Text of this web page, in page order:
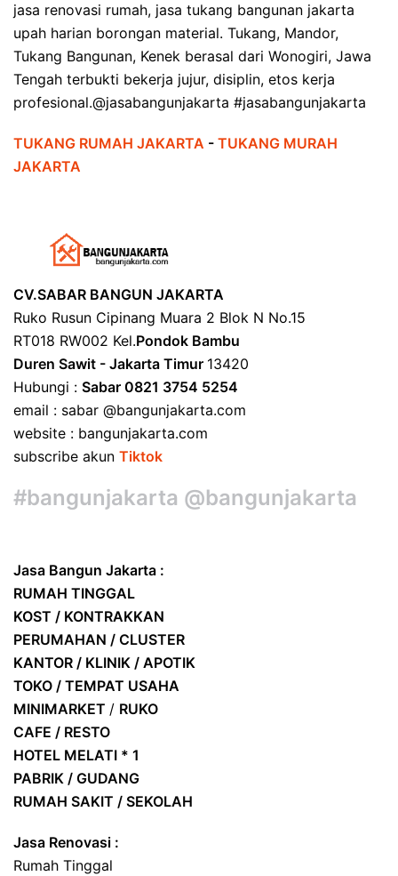
jasa renovasi rumah, jasa tukang bangunan jakarta
upah harian borongan material. Tukang, Mandor,
Tukang Bangunan, Kenek berasal dari Wonogiri, Jawa
Tengah terbukti bekerja jujur, disiplin, etos kerja
profesional.@jasabangunjakarta #jasabangunjakarta
TUKANG RUMAH JAKARTA - TUKANG MURAH
JAKARTA
CV.SABAR BANGUN JAKARTA
Ruko Rusun Cipinang Muara 2 Blok N No.15
RT018 RW002 Kel.Pondok Bambu
Duren Sawit - Jakarta Timur 13420
Hubungi : Sabar 0821 3754 5254
email : sabar @bangunjakarta.com
website : bangunjakarta.com
subscribe akun Tiktok
#bangunjakarta @bangunjakarta
Jasa Bangun Jakarta :
RUMAH TINGGAL
KOST / KONTRAKKAN
PERUMAHAN / CLUSTER
KANTOR / KLINIK / APOTIK
TOKO / TEMPAT USAHA
MINIMARKET / RUKO
CAFE / RESTO
HOTEL MELATI * 1
PABRIK / GUDANG
RUMAH SAKIT / SEKOLAH
Jasa Renovasi :
Rumah Tinggal